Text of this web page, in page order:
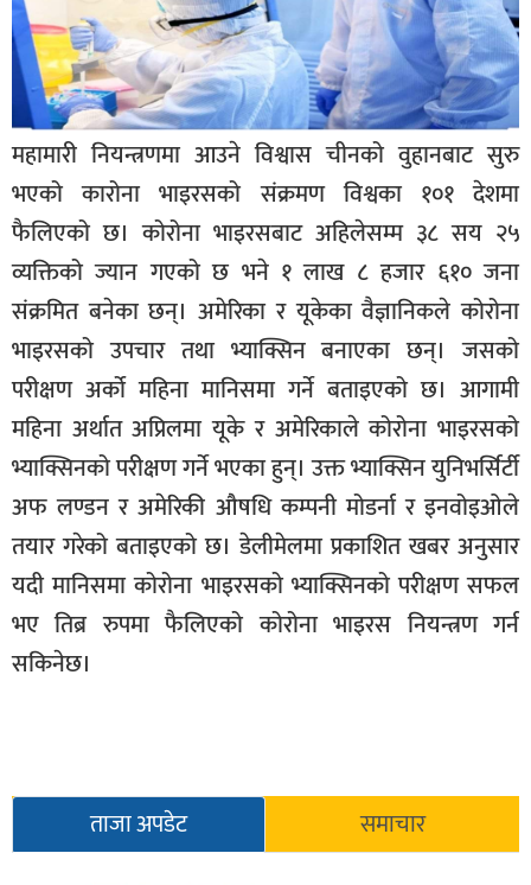
भिडियो
पत्रपत्रिका
खेलकुद
बिश्व
अचम्म
दुनिया
बिचार
कुराकानी
जीवनशैली
साहित्य
सूचना-
प्रवधि
महामारी नियन्त्रणमा आउने विश्वास चीनको वुहानबाट सुरु
भएको कारोना भाइरसको संक्रमण विश्वका १०१ देशमा
फैलिएको छ। कोरोना भाइरसबाट अहिलेसम्म ३८ सय २५
व्यक्तिको ज्यान गएको छ भने १ लाख ८ हजार ६१० जना
संक्रमित बनेका छन्। अमेरिका र यूकेका वैज्ञानिकले कोरोना
भाइरसको उपचार तथा भ्याक्सिन बनाएका छन्। जसको
परीक्षण अर्को महिना मानिसमा गर्ने बताइएको छ। आगामी
महिना अर्थात अप्रिलमा यूके र अमेरिकाले कोरोना भाइरसको
भ्याक्सिनको परीक्षण गर्ने भएका हुन्। उक्त भ्याक्सिन युनिभर्सिर्टी
अफ लण्डन र अमेरिकी औषधि कम्पनी मोडर्ना र इनवोइओले
तयार गरेको बताइएको छ। डेलीमेलमा प्रकाशित खबर अनुसार
यदी मानिसमा कोरोना भाइरसको भ्याक्सिनको परीक्षण सफल
भए तिब्र रुपमा फैलिएको कोरोना भाइरस नियन्त्रण गर्न
सकिनेछ।
ताजा अपडेट समाचार